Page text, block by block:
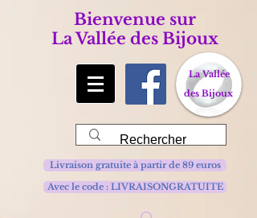
Bienvenue sur
La Vallée des Bijoux
La Vallée
des Bijoux
Avec le code : LIVRAISONGRATUITE
Livraison gratuite à partir de 89 euros